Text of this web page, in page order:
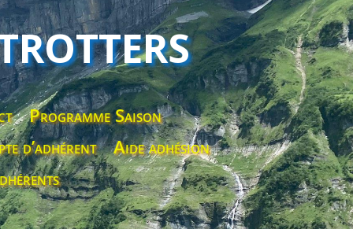
Programme Saison
d’adhérent
Aide adhésion